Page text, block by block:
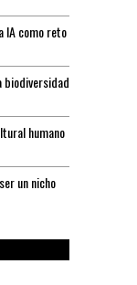
IA como reto
biodiversidad
humano
un nicho